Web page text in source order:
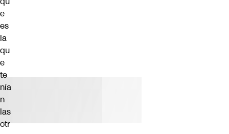
e
es
la
qu
e
te
nía
n
las
otr